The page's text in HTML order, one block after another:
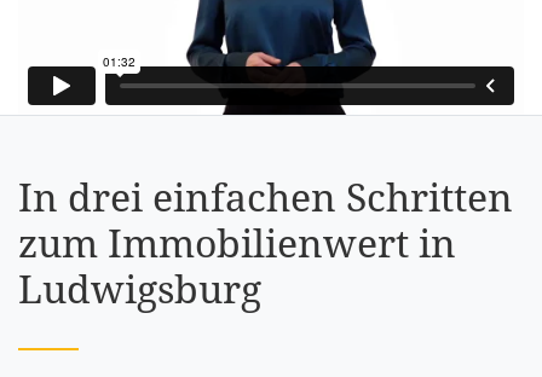
In drei einfachen Schritten
zum Immobilienwert in
Ludwigsburg